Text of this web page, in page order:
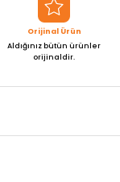
Orijinal Ürün
Aldığınız bütün ürünler
orijinaldir.